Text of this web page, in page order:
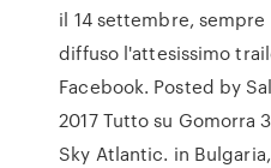
il 14 settembre,
diffuso l'attesissimo
Facebook. Posted by
2017 Tutto su Gomorra
Sky Atlantic. in